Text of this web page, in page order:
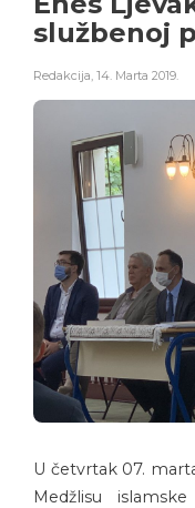
službenoj
Redakcija, 14. Marta 2019.
U četvrtak 07.
Medžlisu